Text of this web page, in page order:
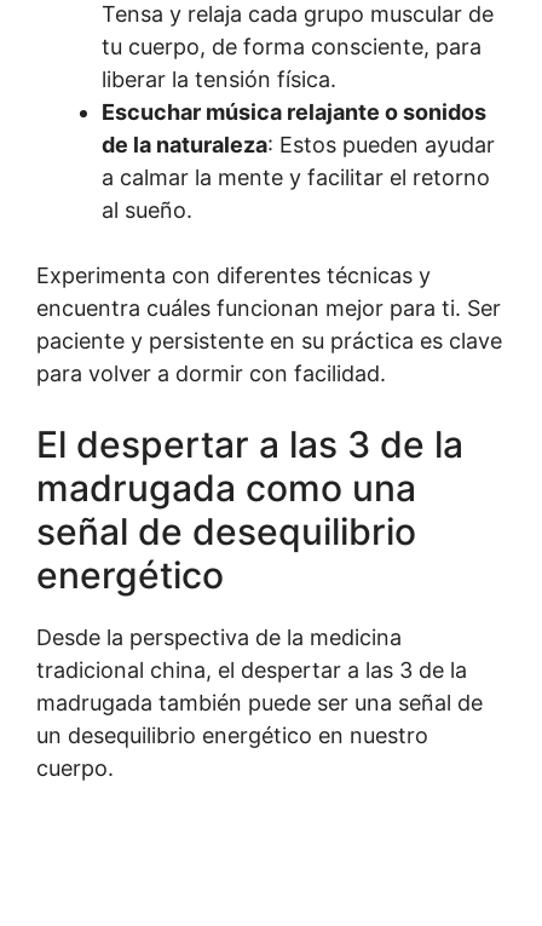
Tensa y relaja cada grupo muscular de
tu cuerpo, de forma consciente, para
liberar la tensión física.
Escuchar música relajante o sonidos
de la naturaleza: Estos pueden ayudar
a calmar la mente y facilitar el retorno
al sueño.
Experimenta con diferentes técnicas y
encuentra cuáles funcionan mejor para ti. Ser
paciente y persistente en su práctica es clave
para volver a dormir con facilidad.
El despertar a las 3 de la
madrugada como una
señal de desequilibrio
energético
Desde la perspectiva de la medicina
tradicional china, el despertar a las 3 de la
madrugada también puede ser una señal de
un desequilibrio energético en nuestro
cuerpo.